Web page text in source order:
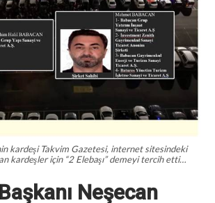
kardeşi Takvim Gazetesi, internet sitesindeki
kardeşler için “2 Elebaşı” demeyi tercih etti…
Neşecan